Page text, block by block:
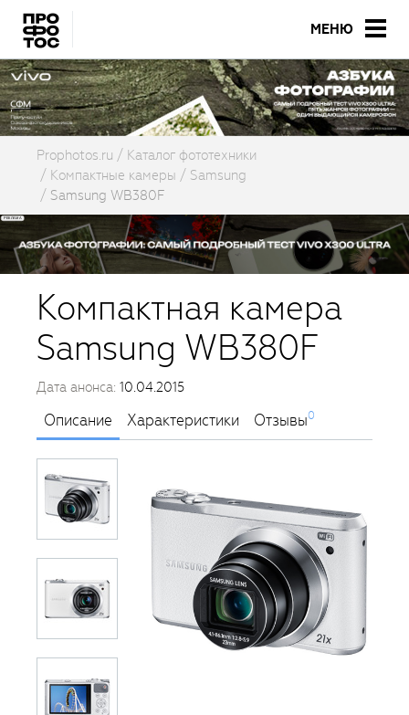
МЕНЮ
Prophotos.ru
Каталог фототехники
Компактные камеры
Samsung
Samsung WB380F
Компактная камера
Samsung WB380F
Дата анонса: 10.04.2015
Описание Характеристики Отзывы0